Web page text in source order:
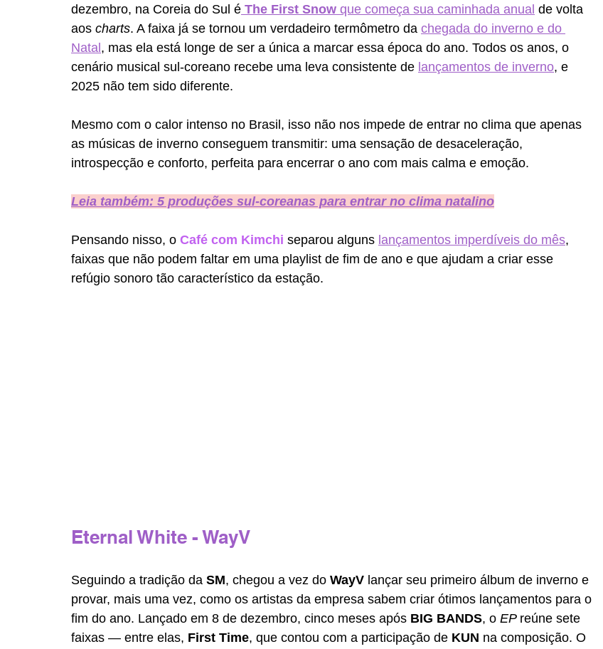
dezembro, na Coreia do Sul é The First Snow que começa sua caminhada anual de volta
aos charts. A faixa já se tornou um verdadeiro termômetro da chegada do inverno e do
Natal , mas ela está longe de ser a única a marcar essa época do ano. Todos os anos, o
cenário musical sul-coreano recebe uma leva consistente de lançamentos de inverno, e
2025 não tem sido diferente.
Mesmo com o calor intenso no Brasil, isso não nos impede de entrar no clima que apenas
as músicas de inverno conseguem transmitir: uma sensação de desaceleração,
introspecção e conforto, perfeita para encerrar o ano com mais calma e emoção.
Leia também: 5 produções sul-coreanas para entrar no clima natalino
Pensando nisso, o Café com Kimchi separou alguns lançamentos imperdíveis do mês,
faixas que não podem faltar em uma playlist de fim de ano e que ajudam a criar esse
refúgio sonoro tão característico da estação.
Eternal White - WayV
Seguindo a tradição da SM, chegou a vez do WayV lançar seu primeiro álbum de inverno e
provar, mais uma vez, como os artistas da empresa sabem criar ótimos lançamentos para o
fim do ano. Lançado em 8 de dezembro, cinco meses após BIG BANDS, o EP reúne sete
faixas — entre elas, First Time, que contou com a participação de KUN na composição. O